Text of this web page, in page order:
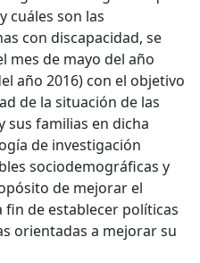
cuáles son las
con discapacidad, se
mes de mayo del año
año 2016) con el objetivo
de la situación de las
sus familias en dicha
de investigación
sociodemográficas y
de mejorar el
de establecer políticas
orientadas a mejorar su